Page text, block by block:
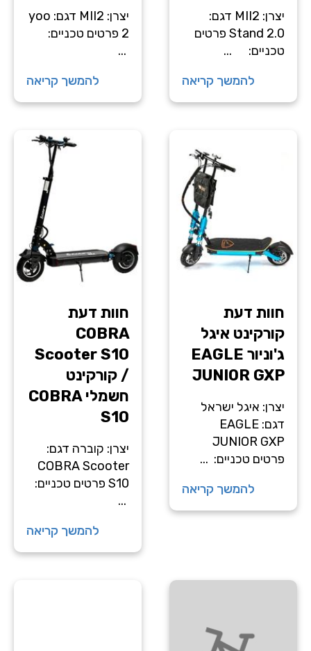
יצרן: MII2 דגם:
Stand 2.0 פרטים
טכניים: ...
להמשך קריאה
יצרן: MII2 דגם: yoo
2 פרטים טכניים:
...
להמשך קריאה
חוות דעת
קורקינט איגל
ג'וניור EAGLE
JUNIOR GXP
יצרן: איגל ישראל
דגם: EAGLE
JUNIOR GXP
פרטים טכניים: ...
להמשך קריאה
חוות דעת
COBRA
Scooter S10
/ קורקינט
חשמלי COBRA
S10
יצרן: קוברה דגם:
COBRA Scooter
S10 פרטים טכניים:
...
להמשך קריאה